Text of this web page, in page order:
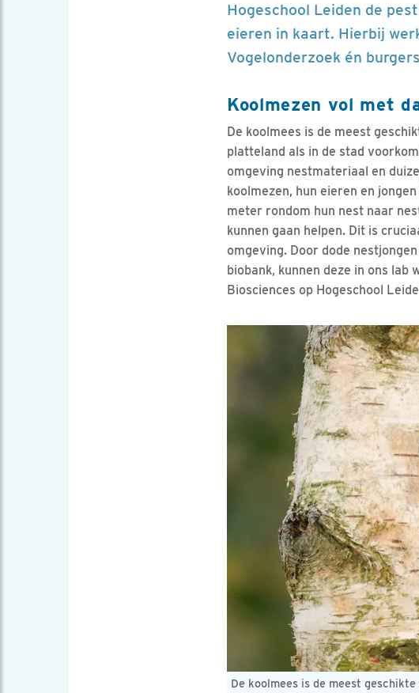
Hogeschool Leiden de
eieren in kaart. Hierbij
Vogelonderzoek én
Koolmezen vol met
De koolmees is de meest
platteland als in de stad
omgeving nestmateriaal en
koolmezen, hun eieren en
meter rondom hun nest naar
kunnen gaan helpen. Dit is
omgeving. Door dode
biobank, kunnen deze in ons
Biosciences op Hogeschool
De koolmees is de meest